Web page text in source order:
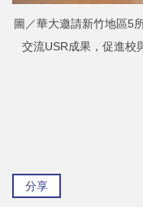
圖／華大邀請新竹地區5
交流USR成果，促進校
分享